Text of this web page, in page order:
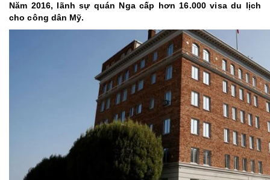
Năm 2016, lãnh sự quán Nga cấp hơn 16.000 visa du lịch
cho công dân Mỹ.